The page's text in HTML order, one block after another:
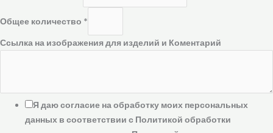
Общее количество *
Ссылка на изображения для изделий и Коментарий
Я даю согласие на обработку моих персональных
данных в соответствии с Политикой обработки